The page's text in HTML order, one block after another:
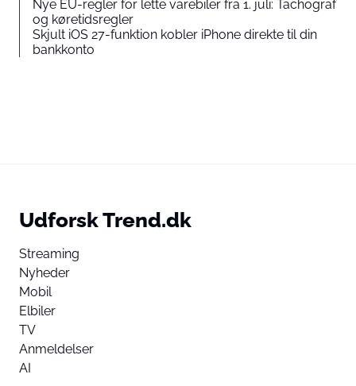
Nye EU-regler for lette varebiler fra 1. juli: Tachograf
og køretidsregler
Skjult iOS 27-funktion kobler iPhone direkte til din
bankkonto
Udforsk Trend.dk
Streaming
Nyheder
Mobil
Elbiler
TV
Anmeldelser
AI